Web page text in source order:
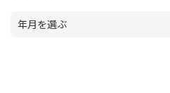
年月を選ぶ